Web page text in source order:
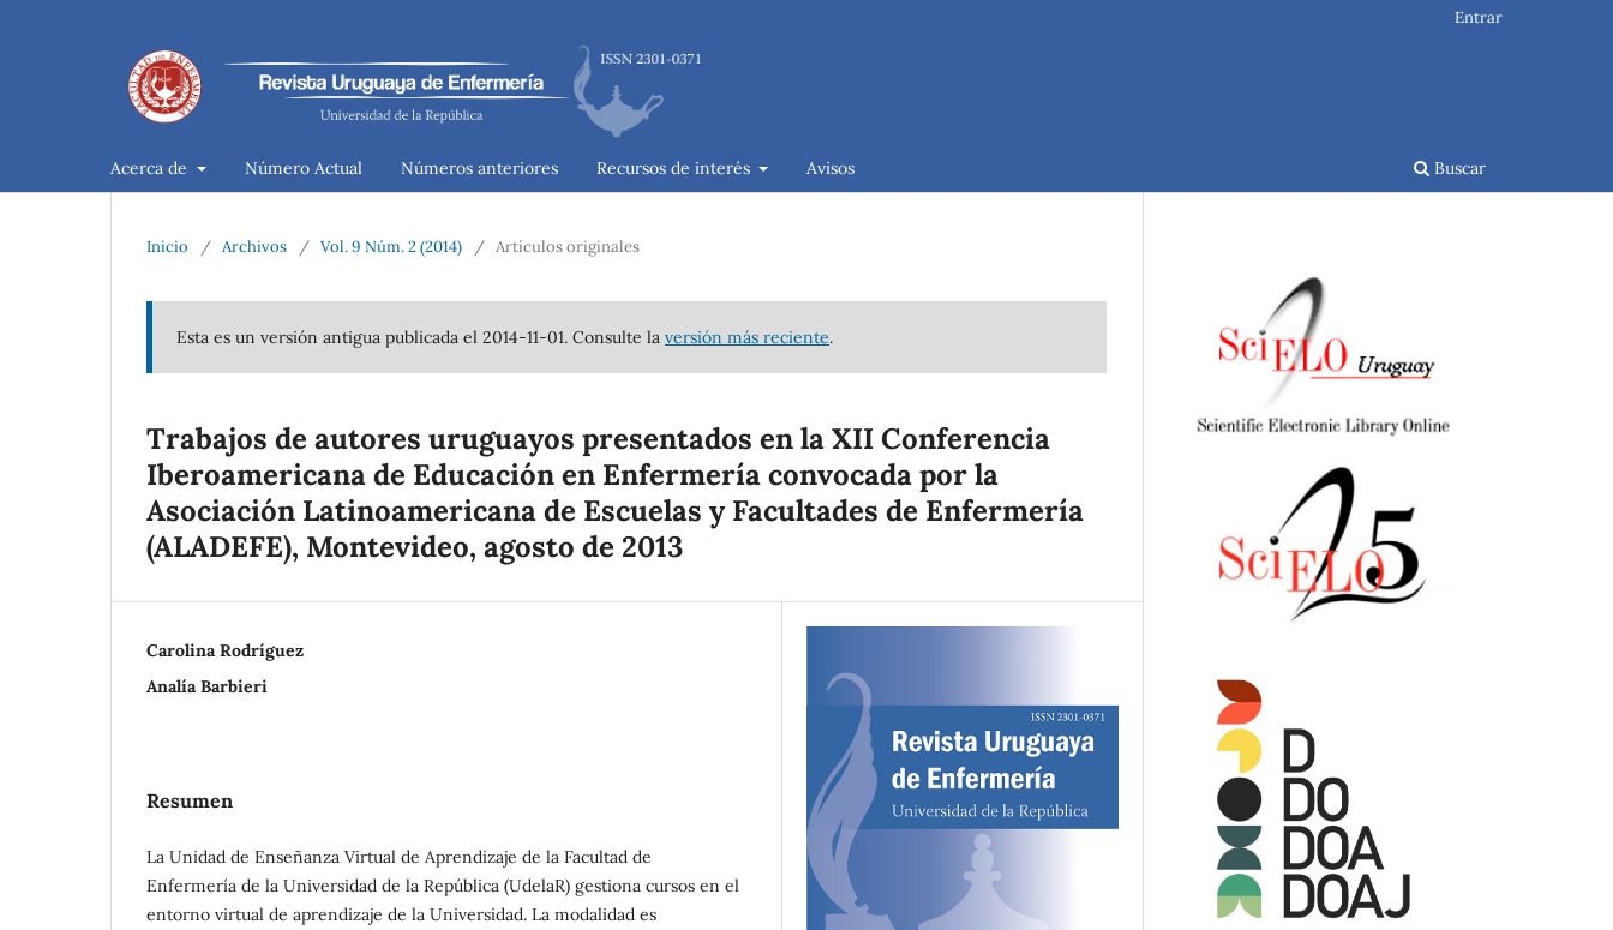
Acerca de Número Actual Números anteriores Recursos de interés Avisos Buscar
Entrar
Inicio / Archivos / Vol. 9 Núm. 2 (2014) / Artículos originales
Esta es un versión antigua publicada el 2014-11-01. Consulte la versión más reciente.
Trabajos de autores uruguayos presentados en la XII Conferencia
Iberoamericana de Educación en Enfermería convocada por la
Asociación Latinoamericana de Escuelas y Facultades de Enfermería
(ALADEFE), Montevideo, agosto de 2013
Carolina Rodríguez
Analía Barbieri
Resumen
La Unidad de Enseñanza Virtual de Aprendizaje de la Facultad de
Enfermería de la Universidad de la República (UdelaR) gestiona cursos en el
entorno virtual de aprendizaje de la Universidad. La modalidad es